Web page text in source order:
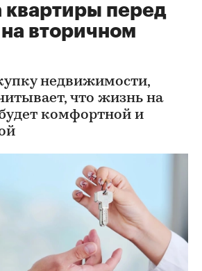
квартиры перед
вторичном
недвижимости,
что жизнь на
комфортной и